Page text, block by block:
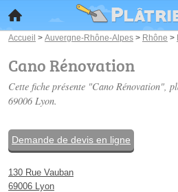
Accueil > Auvergne-Rhône-Alpes > Rhône >
Cano Rénovation
Cette fiche présente "Cano Rénovation",
69006 Lyon.
Demande de devis en ligne
130 Rue Vauban
69006 Lyon